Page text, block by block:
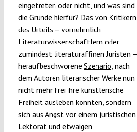
eingetreten oder nicht, und was sind
die Gründe hierfür? Das von Kritikern
des Urteils – vornehmlich
Literaturwissenschaftlern oder
zumindest literaturaffinen Juristen –
heraufbeschworene Szenario, nach
dem Autoren literarischer Werke nun
nicht mehr frei ihre künstlerische
Freiheit ausleben könnten, sondern
sich aus Angst vor einem juristischen
Lektorat und etwaigen